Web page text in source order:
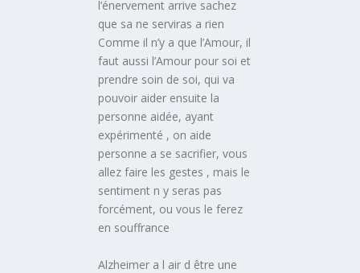
l’énervement arrive sachez
que sa ne serviras a rien
Comme il n’y a que l’Amour, il
faut aussi l’Amour pour soi et
prendre soin de soi, qui va
pouvoir aider ensuite la
personne aidée, ayant
expérimenté , on aide
personne a se sacrifier, vous
allez faire les gestes , mais le
sentiment n y seras pas
forcément, ou vous le ferez
en souffrance
Alzheimer a l air d être une